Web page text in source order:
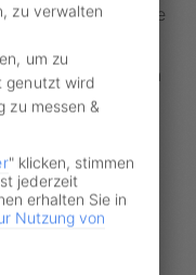
der Umfrage
ein. Bei dem
an Einmündungen
von oben“ lagen
mit der
Missachtung
zu verwalten
um zu
genutzt wird
zu messen &
" klicken, stimmen
jederzeit
erhalten Sie in
Nutzung von